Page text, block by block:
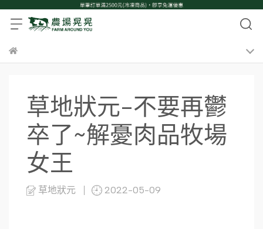
草地狀元-不要再鬱
卒了~解憂肉品牧場
女王
草地狀元 2022-05-09